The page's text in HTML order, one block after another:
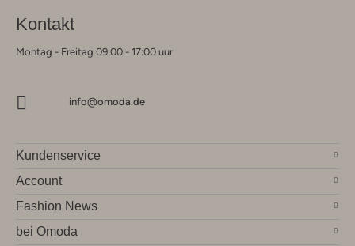
Kontakt
Montag - Freitag 09:00 - 17:00 uur
info@omoda.de
Kundenservice
Account
Fashion News
bei Omoda